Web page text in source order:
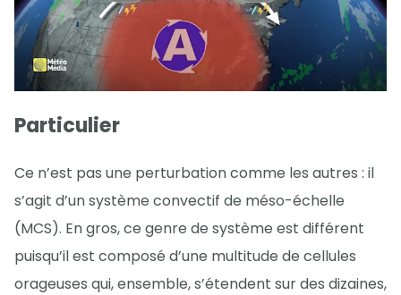
Particulier
Ce n’est pas une perturbation comme les autres : il
s’agit d’un système convectif de méso-échelle
(MCS). En gros, ce genre de système est différent
puisqu’il est composé d’une multitude de cellules
orageuses qui, ensemble, s’étendent sur des dizaines,